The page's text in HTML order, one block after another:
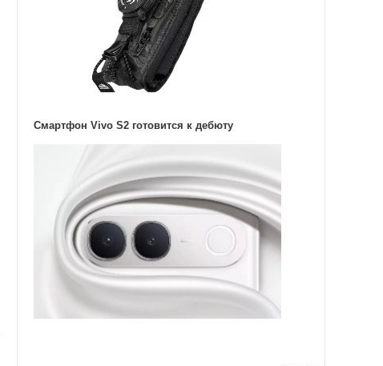
Смартфон Vivo S2 готовится к дебюту